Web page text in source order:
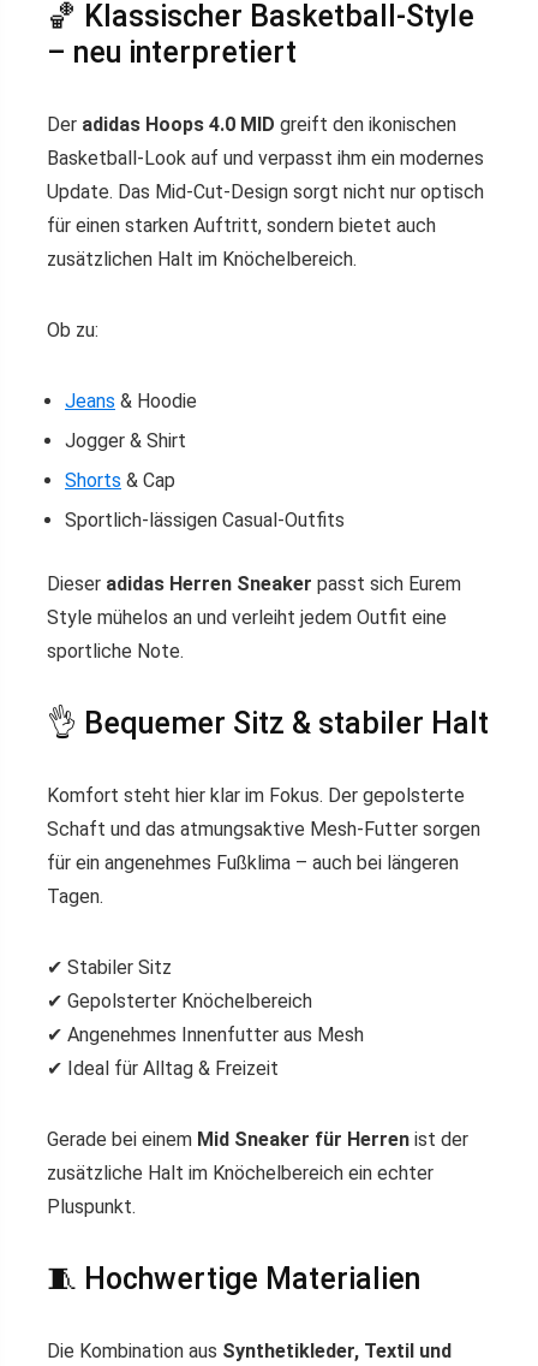
🏀 Klassischer Basketball-Style
– neu interpretiert
Der adidas Hoops 4.0 MID greift den ikonischen
Basketball-Look auf und verpasst ihm ein modernes
Update. Das Mid-Cut-Design sorgt nicht nur optisch
für einen starken Auftritt, sondern bietet auch
zusätzlichen Halt im Knöchelbereich.
Ob zu:
Jeans & Hoodie
Jogger & Shirt
Shorts & Cap
Sportlich-lässigen Casual-Outfits
Dieser adidas Herren Sneaker passt sich Eurem
Style mühelos an und verleiht jedem Outfit eine
sportliche Note.
👌 Bequemer Sitz & stabiler Halt
Komfort steht hier klar im Fokus. Der gepolsterte
Schaft und das atmungsaktive Mesh-Futter sorgen
für ein angenehmes Fußklima – auch bei längeren
Tagen.
✔ Stabiler Sitz
✔ Gepolsterter Knöchelbereich
✔ Angenehmes Innenfutter aus Mesh
✔ Ideal für Alltag & Freizeit
Gerade bei einem Mid Sneaker für Herren ist der
zusätzliche Halt im Knöchelbereich ein echter
Pluspunkt.
🧵 Hochwertige Materialien
Die Kombination aus Synthetikleder, Textil und